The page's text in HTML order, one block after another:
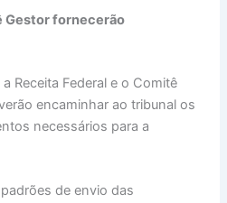
Gestor fornecerão
Receita Federal e o Comitê
encaminhar ao tribunal os
necessários para a
de envio das